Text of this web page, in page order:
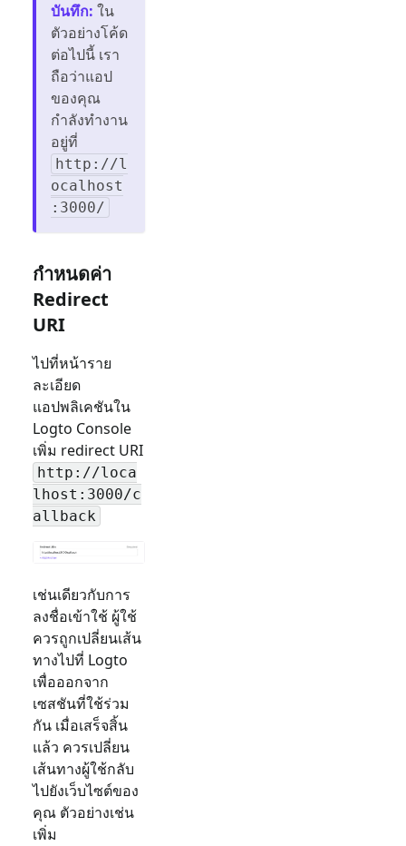
บันทึก: ใน
ตัวอย่างโค้ด
ต่อไปนี้ เรา
ถือว่าแอป
ของคุณ
กำลังทำงาน
อยู่ที่
http://l
ocalhost
:3000/
กำหนดค่า
Redirect
URI
ไปที่หน้าราย
ละเอียด
แอปพลิเคชันใน
Logto Console
เพิ่ม redirect URI
http://loca
lhost:3000/c
allback
เช่นเดียวกับการ
ลงชื่อเข้าใช้ ผู้ใช้
ควรถูกเปลี่ยนเส้น
ทางไปที่ Logto
เพื่อออกจาก
เซสชันที่ใช้ร่วม
กัน เมื่อเสร็จสิ้น
แล้ว ควรเปลี่ยน
เส้นทางผู้ใช้กลับ
ไปยังเว็บไซต์ของ
คุณ ตัวอย่างเช่น
เพิ่ม